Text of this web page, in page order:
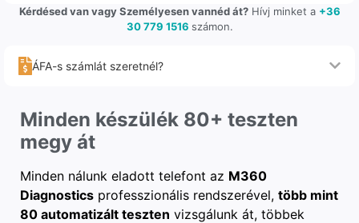
Kérdésed van vagy Személyesen vannéd át?Hívj minket a +36
30 779 1516 számon.
ÁFA-s számlát szeretnél?
Minden készülék 80+ teszten
megy át
Minden nálunk eladott telefont az M360
Diagnostics professzionális rendszerével, több mint
80 automatizált teszten vizsgálunk át, többek